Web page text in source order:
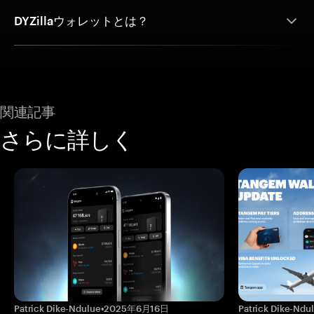
DYZillaウォレットとは？
関連記事
さらに詳しく
Patrick Dike-Ndulue•2025年6月16日 Patrick Dike-